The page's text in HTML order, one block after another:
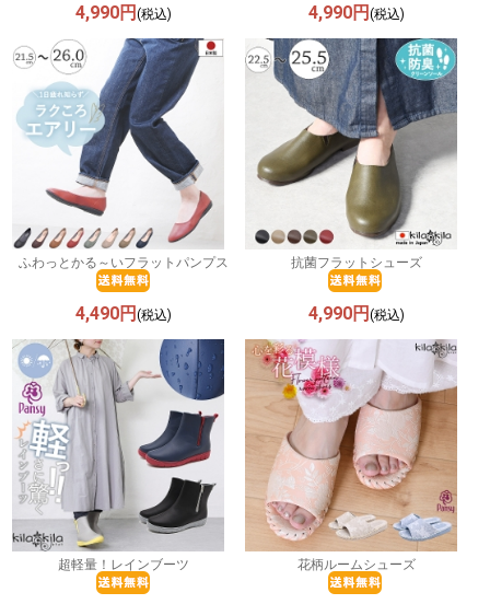
4,990円(税込) 4,990円 (税込)
ふわっとかる～いフラットパンプス
4,490円(税込)
抗菌フラットシューズ
4,990円 (税込)
超軽量！レインブーツ 花柄ルームシューズ